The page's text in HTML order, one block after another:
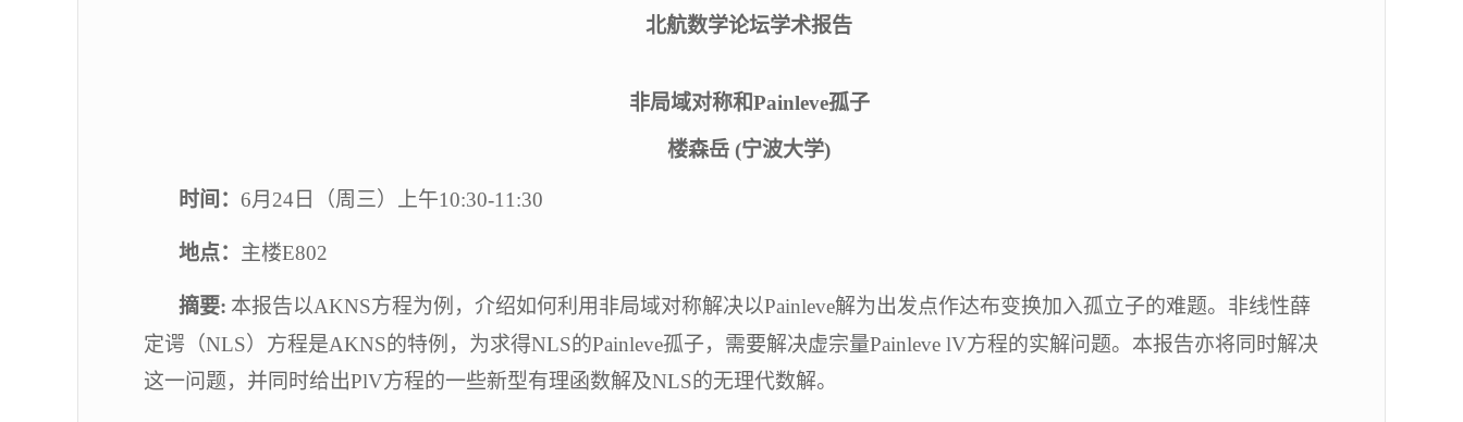
北航数学论坛学术报告
非局域对称和Painleve孤子
楼森岳 (宁波大学)
时间 ： 6月 24日（周 三） 上午10:30-11:30
地点： 主楼E802
摘要: 本报告以AKNS方程为例，介绍如何利用非局域对称解决以Painleve解为出发点作达布变换加入孤立子的难题。非线性薛
定谔（NLS）方程是AKNS的特例，为求得NLS的Painleve孤子，需要解决虚宗量Painleve lV方程的实解问题。本报告亦将同时解决
这一问题，并同时给出PlV方程的一些新型有理函数解及NLS的无理代数解。